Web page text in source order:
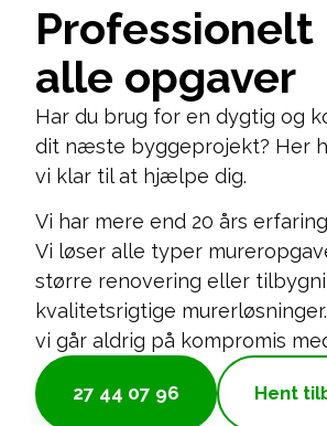
i alt er vi meget tilfredse med den
samlede leverance.
alle opgaver
Har du brug for en dygtig og
dit næste byggeprojekt? Her
vi klar til at hjælpe dig.
Vi har mere end 20 års
Vi løser alle typer
større renovering eller
kvalitetsrigtige
vi går aldrig på kompromis
27 44 07 96 Hent